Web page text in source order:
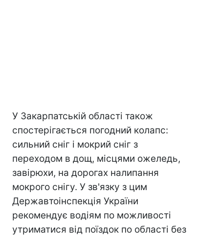
У Закарпатській області також
спостерігається погодний колапс:
сильний сніг і мокрий сніг з
переходом в дощ, місцями ожеледь,
завірюхи, на дорогах налипання
мокрого снігу. У зв'язку з цим
Державтоінспекція України
рекомендує водіям по можливості
утриматися від поїздок по області без